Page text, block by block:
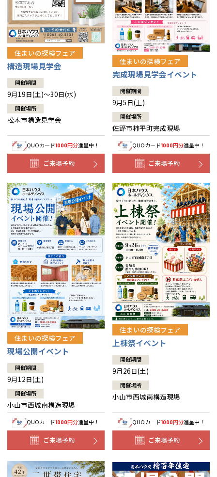
住まいの探検フェア
構造現場見学会
開催期間
9月19日(土)～30日(水)
開催場所
松本市構造見学会
QUOカード1000円分進呈中！
ご来場予約
住まいの探検フェア
完成現場見学会イベント
開催期間
9月5日(土)
開催場所
佐野市柿平町完成現場
QUOカード1000円分進呈中！
ご来場予約
住まいの探検フェア
現場公開イベント
開催期間
9月12日(土)
開催場所
小山市西城南構造現場
QUOカード1000円分進呈中！
ご来場予約
住まいの探検フェア
上棟祭イベント
開催期間
9月26日(土)
開催場所
小山市西城南構造現場
QUOカード1000円分進呈中！
ご来場予約